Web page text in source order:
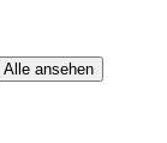
Alle ansehen